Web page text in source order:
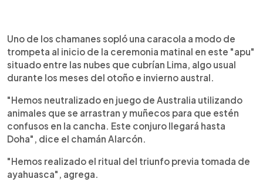
Uno de los chamanes sopló una caracola a modo de
trompeta al inicio de la ceremonia matinal en este "apu"
situado entre las nubes que cubrían Lima, algo usual
durante los meses del otoño e invierno austral.
"Hemos neutralizado en juego de Australia utilizando
animales que se arrastran y muñecos para que estén
confusos en la cancha. Este conjuro llegará hasta
Doha", dice el chamán Alarcón.
"Hemos realizado el ritual del triunfo previa tomada de
ayahuasca", agrega.